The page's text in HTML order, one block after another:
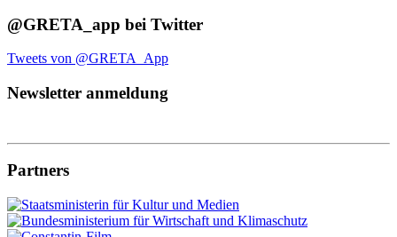
@GRETA_app bei Twitter
Tweets von @GRETA_App
Newsletter anmeldung
Partners